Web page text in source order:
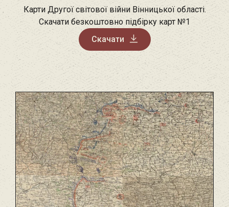
Карти Другої світової війни Вінницької області.
Скачати безкоштовно підбірку карт №1
Скачати